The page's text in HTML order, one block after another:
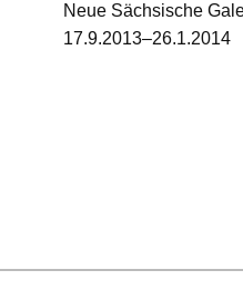
Neue Sächsische
17.9.2013–26.1.2014